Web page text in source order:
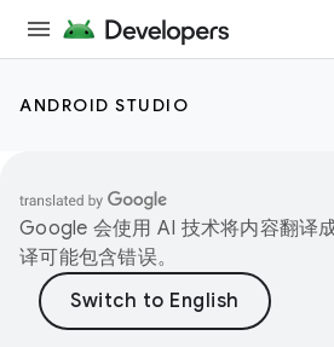
ANDROID STUDIO
Google 会使用 AI 技术将内容翻译
译可能包含错误。